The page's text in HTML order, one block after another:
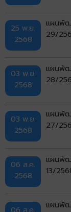
25 พ.ย.
2568
แผนพั
29/
03 พ.ย.
2568
แผนพั
28/
03 พ.ย.
2568
แผนพั
27/
06 ส.ค.
2568
แผนพั
13/
แผนพั